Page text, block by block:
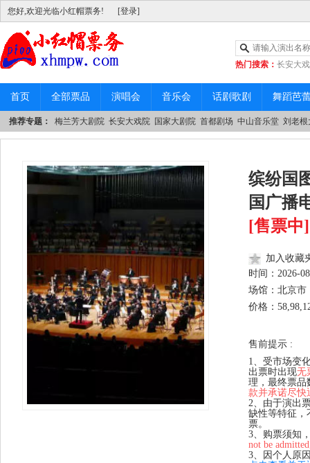
您好,欢迎光临小红帽票务! [登录]
热门搜索： 长安大
|中山音乐堂
首页 全部票品 演唱会 音乐会 话剧歌剧 舞蹈芭
推荐专题： 梅兰芳大剧院 长安大戏院 国家大剧院 首都剧场 中山音乐堂 刘老根
缤纷国
国广播
[售票中]
加入收藏
时间： 2026-
场馆：北京市
价格：
售前提示 :
1、受市场变
出票时出现无
理，最终票品
款并承诺尽快
2、由于演出
缺性等特征，
票。
3、购票须知
not be
3、因个人原